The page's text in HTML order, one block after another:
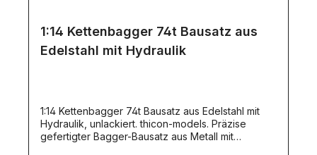
1:14 Kettenbagger 74t Bausatz aus
Edelstahl mit Hydraulik
1:14 Kettenbagger 74t Bausatz aus Edelstahl mit
Hydraulik, unlackiert. thicon-models. Präzise
gefertigter Bagger-Bausatz aus Metall mit